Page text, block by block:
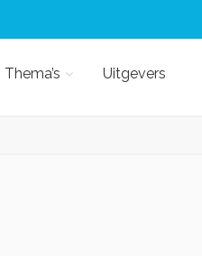
Thema’s Uitgevers